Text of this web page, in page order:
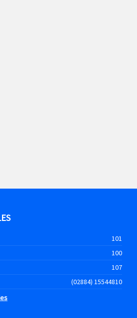
101
100
107
(02884) 15544810